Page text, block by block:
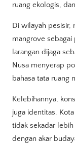
ruang ekologis,
Di wilayah pesisir,
mangrove
larangan dijaga
Nusa menyerap
bahasa tata ruang
Kelebihannya,
juga identitas.
tidak sekadar
dengan akar